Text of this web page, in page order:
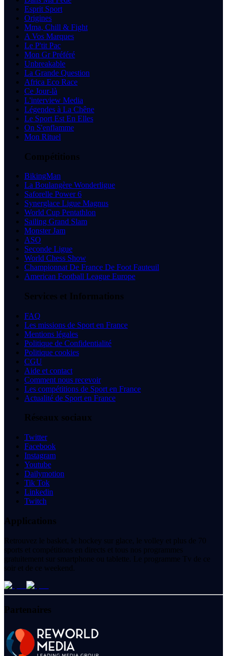
Esprit Sport
Origines
Mma, Chill & Fight
A Vos Marques
Le P'tit Pac
Mon Gr Préféré
Unbreakable
La Grande Question
Africa Eco Race
Ce Jour-là
L'interview Media
Légendes à La Chêne
Le Sport Est En Elles
On S'enflamme
Mon Rituel
Compétitions
BikingMan
La Boulangère Wonderligue
Saforelle Power 6
Synerglace Ligue Magnus
World Cup Pentathlon
Sailing Grand Slam
Monster Jam
ASO
Seconde Ligue
World Chess Show
Championnat De France De Foot Fauteuil
American Football League Europe
Services et Informations
FAQ
Les missions de Sport en France
Mentions légales
Politique de Confidentialité
Politique cookies
CGU
Aide et contact
Comment nous recevoir
Les compétitions de Sport en France
Actualité de Sport en France
Réseaux sociaux
Twitter
Facebook
Instagram
Youtube
Dailymotion
Tik Tok
Linkedin
Twitch
Applications
Retrouvez le basket, le hockey sur glace, le volley et plus de 70
sports et compétitions en directs et tous nos programmes
gratuitement sur smartphone ou tablette. Le programme Tv de ce
soir et de ce weekend.
Partenaires